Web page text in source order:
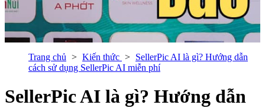
Trang chủ Kiến thức
SellerPic AI là gì? Hướng dẫn
cách sử dụng SellerPic AI miễn phí
SellerPic AI là gì? Hướng dẫn